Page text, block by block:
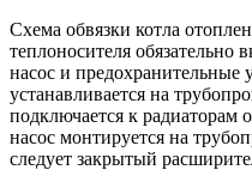
Схема обвязки котла
теплоносителя обязательно
насос и предохранительные
устанавливается на
подключается к
насос монтируется на
следует закрытый